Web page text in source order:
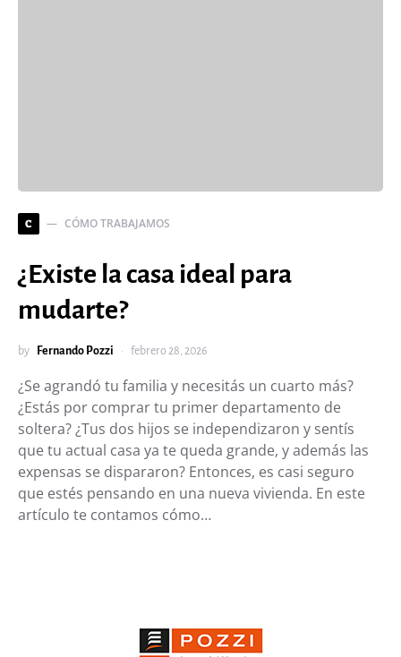
C CÓMO TRABAJAMOS
¿Existe la casa ideal para
mudarte?
by Fernando Pozzi febrero 28, 2026
¿Se agrandó tu familia y necesitás un cuarto más?
¿Estás por comprar tu primer departamento de
soltera? ¿Tus dos hijos se independizaron y sentís
que tu actual casa ya te queda grande, y además las
expensas se dispararon? Entonces, es casi seguro
que estés pensando en una nueva vivienda. En este
artículo te contamos cómo…